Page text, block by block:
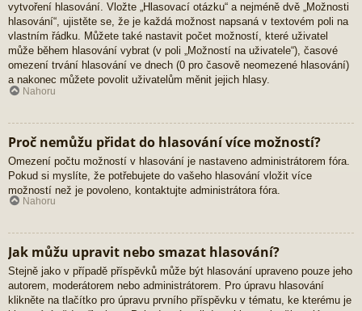
vytvoření hlasování. Vložte „Hlasovací otázku“ a nejméně dvě „Možnosti
hlasování“, ujistěte se, že je každá možnost napsaná v textovém poli na
vlastním řádku. Můžete také nastavit počet možností, které uživatel
může během hlasování vybrat (v poli „Možností na uživatele“), časové
omezení trvání hlasování ve dnech (0 pro časově neomezené hlasování)
a nakonec můžete povolit uživatelům měnit jejich hlasy.
Nahoru
Proč nemůžu přidat do hlasování více možností?
Omezení počtu možností v hlasování je nastaveno administrátorem fóra.
Pokud si myslíte, že potřebujete do vašeho hlasování vložit více
možností než je povoleno, kontaktujte administrátora fóra.
Nahoru
Jak můžu upravit nebo smazat hlasování?
Stejně jako v případě příspěvků může být hlasování upraveno pouze jeho
autorem, moderátorem nebo administrátorem. Pro úpravu hlasování
klikněte na tlačítko pro úpravu prvního příspěvku v tématu, ke kterému je